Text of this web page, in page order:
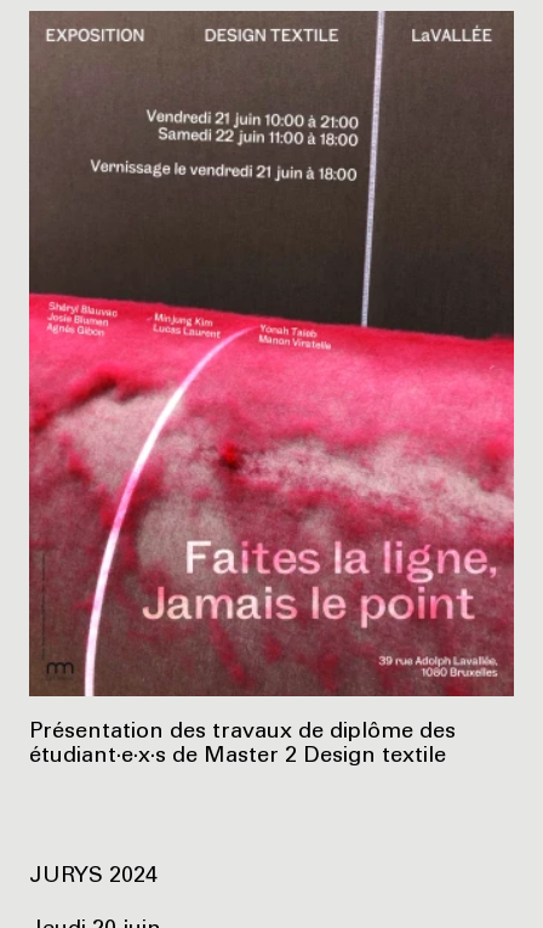
Présentation des travaux de diplôme des
étudiant·e·x·s de Master 2 Design textile
JURYS 2024